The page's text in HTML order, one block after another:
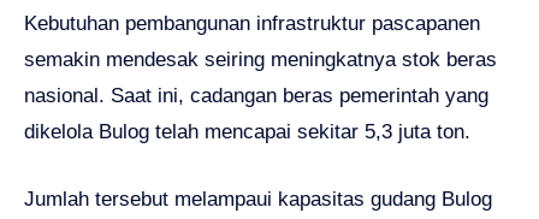
Kebutuhan pembangunan infrastruktur pascapanen
semakin mendesak seiring meningkatnya stok beras
nasional. Saat ini, cadangan beras pemerintah yang
dikelola Bulog telah mencapai sekitar 5,3 juta ton.
Jumlah tersebut melampaui kapasitas gudang Bulog